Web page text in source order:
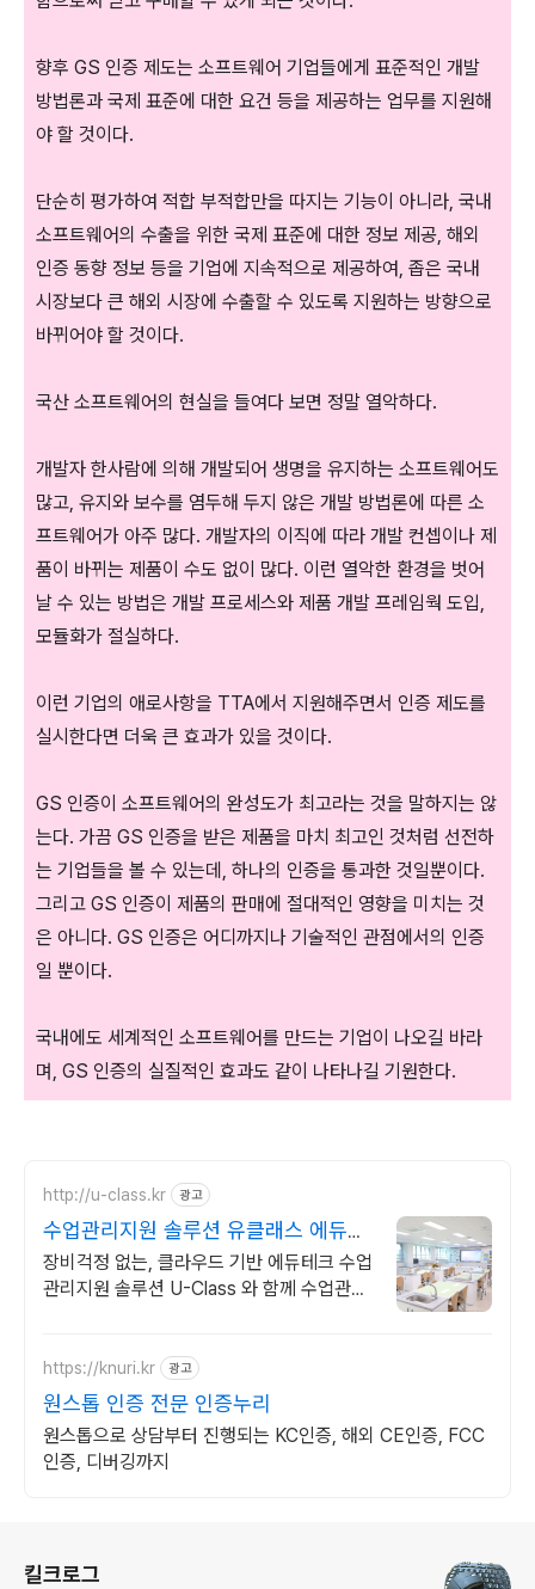
향후 GS 인증 제도는 소프트웨어 기업들에게 표준적인 개발
방법론과 국제 표준에 대한 요건 등을 제공하는 업무를 지원해
야 할 것이다.
단순히 평가하여 적합 부적합만을 따지는 기능이 아니라, 국내
소프트웨어의 수출을 위한 국제 표준에 대한 정보 제공, 해외
인증 동향 정보 등을 기업에 지속적으로 제공하여, 좁은 국내
시장보다 큰 해외 시장에 수출할 수 있도록 지원하는 방향으로
바뀌어야 할 것이다.
국산 소프트웨어의 현실을 들여다 보면 정말 열악하다.
개발자 한사람에 의해 개발되어 생명을 유지하는 소프트웨어도
많고, 유지와 보수를 염두해 두지 않은 개발 방법론에 따른 소
프트웨어가 아주 많다. 개발자의 이직에 따라 개발 컨셉이나 제
품이 바뀌는 제품이 수도 없이 많다. 이런 열악한 환경을 벗어
날 수 있는 방법은 개발 프로세스와 제품 개발 프레임웍 도입,
모듈화가 절실하다.
이런 기업의 애로사항을 TTA에서 지원해주면서 인증 제도를
실시한다면 더욱 큰 효과가 있을 것이다.
GS 인증이 소프트웨어의 완성도가 최고라는 것을 말하지는 않
는다. 가끔 GS 인증을 받은 제품을 마치 최고인 것처럼 선전하
는 기업들을 볼 수 있는데, 하나의 인증을 통과한 것일뿐이다.
그리고 GS 인증이 제품의 판매에 절대적인 영향을 미치는 것
은 아니다. GS 인증은 어디까지나 기술적인 관점에서의 인증
일 뿐이다.
국내에도 세계적인 소프트웨어를 만드는 기업이 나오길 바라
며, GS 인증의 실질적인 효과도 같이 나타나길 기원한다.
http://u-class.kr 광고
수업관리지원 솔루션 유클래스 에듀테
크 수업관리솔루션
장비걱정 없는, 클라우드 기반 에듀테크 수업
관리지원 솔루션 U-Class 와 함께 수업관리
https://knuri.kr 광고
원스톱 인증 전문 인증누리
원스톱으로 상담부터 진행되는 KC인증, 해외 CE인증, FCC
인증, 디버깅까지
킬크로그